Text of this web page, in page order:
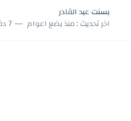
بسنت عبد القادر
اخر تحديث :منذ بضع اعوام 7 دقائق للقراءة